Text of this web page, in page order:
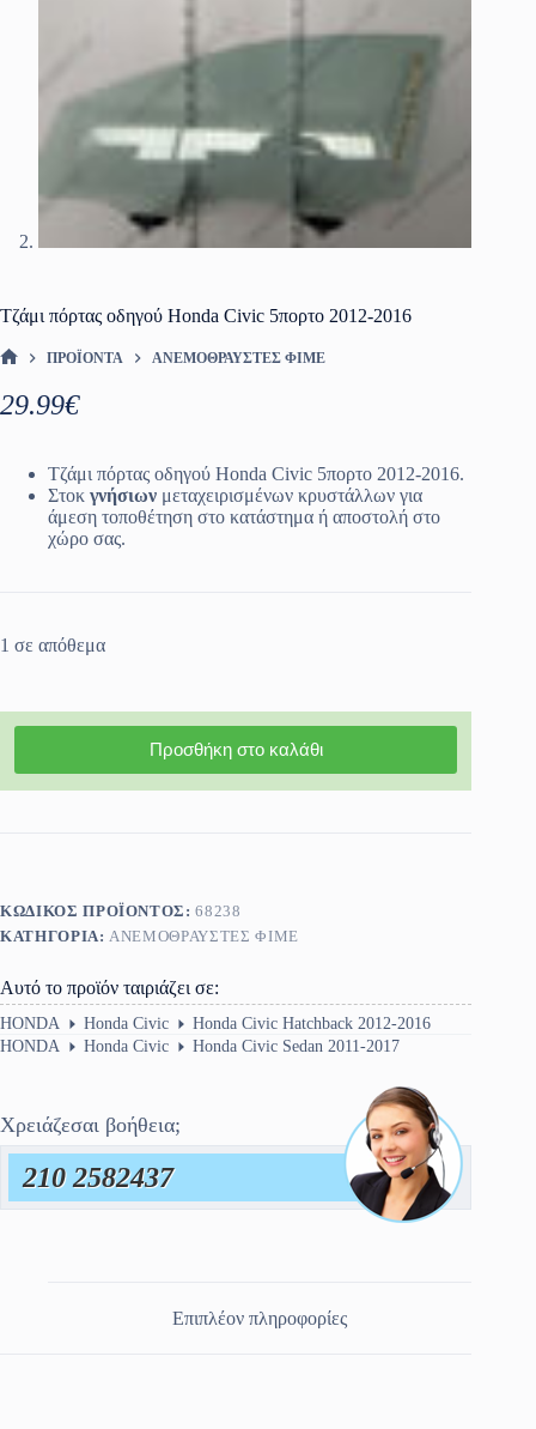
Τζάμι πόρτας οδηγού Honda Civic 5πορτο 2012-2016
ΠΡΟΪΌΝΤΑ ΑΝΕΜΟΘΡΑΥΣΤΕΣ ΦΙΜΕ
29.99€
Τζάμι πόρτας οδηγού Honda Civic 5πορτο 2012-2016.
Στοκ γνήσιων μεταχειρισμένων κρυστάλλων για
άμεση τοποθέτηση στο κατάστημα ή αποστολή στο
χώρο σας.
1 σε απόθεμα
Προσθήκη στο καλάθι
ΚΩΔΙΚΌΣ ΠΡΟΪΌΝΤΟΣ:68238
ΚΑΤΗΓΟΡΊΑ: ΑΝΕΜΟΘΡΑΥΣΤΕΣ ΦΙΜΕ
Αυτό το προϊόν ταιριάζει σε:
HONDA Honda Civic
Honda Civic Hatchback 2012-2016
HONDA
Honda Civic Honda Civic Sedan 2011-2017
Χρειάζεσαι βοήθεια;
210 2582437
Επιπλέον πληροφορίες